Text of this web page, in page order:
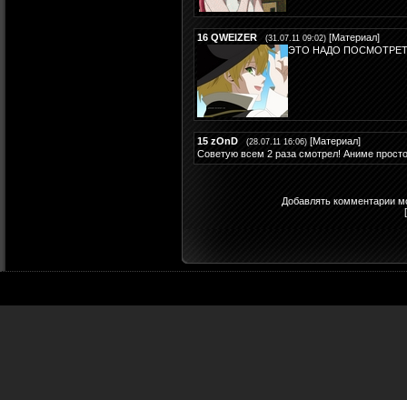
16 QWEIZER (31.07.11 09:02) [Материал]
ЭТО НАДО
15 zOnD (28.07.11 16:06) [Материал]
Советую всем 2 раза смотрел! Аниме
Добавлять комментарии